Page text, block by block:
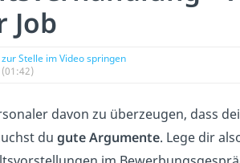
Job
zur Stelle im Video springen
(01:42)
davon zu überzeugen, dass
du gute Argumente. Lege dir